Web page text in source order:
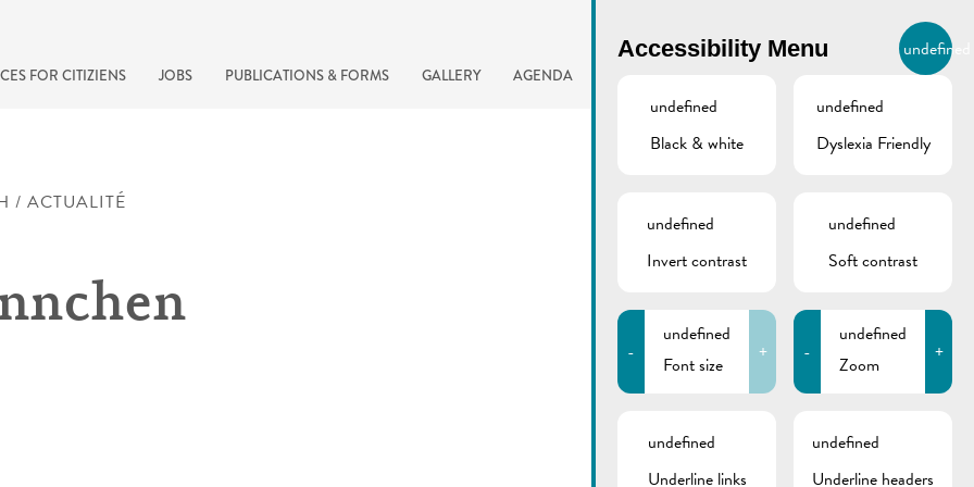
FOR CITIZIENS JOBS PUBLICATIONS & FORMS GALLERY AGENDA EN
BIERGER.REMICH.LU
/ ACTUALITÉ
Accessibility Menu undefined
undefined
Black & white
undefined
Dyslexia Friendly
undefined
Invert contrast
undefined
Soft contrast
-
undefined
Font size
+ -
undefined
Zoom
+
undefined
Underline links
undefined
Underline headers